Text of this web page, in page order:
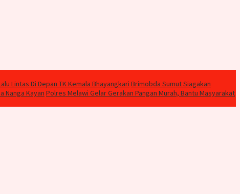
Lintas Di Depan TK Kemala Bhayangkari Brimobda Sumut Siagakan
Nanga Kayan Polres Melawi Gelar Gerakan Pangan Murah, Bantu Masyarakat